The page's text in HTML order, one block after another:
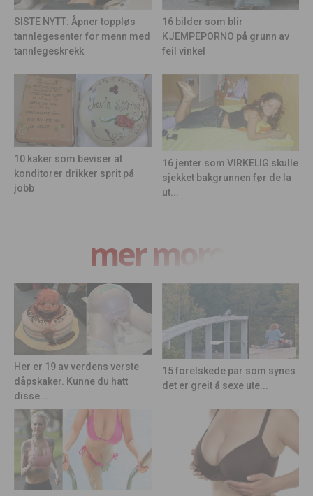
SISTE NYTT: Åpner toppløs
tannlegesenter for menn med
tannlegeskrekk
16 bilder som blir
KJEMPEPORNO på grunn av
feil vinkel
10 kaker som beviser at
konditorer drikker sprit på
jobb
16 jenter som VIRKELIG skulle
sjekket bakgrunnen før de la
ut...
mer moro
Her er 19 av verdens verste
dåpskaker. Kunne du hatt
disse...
15 forelskede par som synes
det er greit å sexe ute...